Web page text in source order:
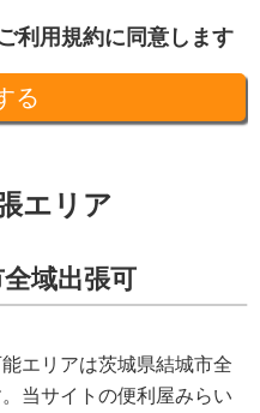
した個人情報は、法令に基づく命
び、また、契約等によって保護水
施し、適切に取り扱います。
不正アクセスなどの予防ならびに
管理し、滅失、き損、漏えいや不
を定め、責任者を設けます。
の遵守
護や通信の秘密に関する法令やガ
人情報保護方針および社内規程類
び相談窓口
利用規約に同意します
エリア
域出張可
エリアは茨城県結城市全
当サイトの便利屋みらい